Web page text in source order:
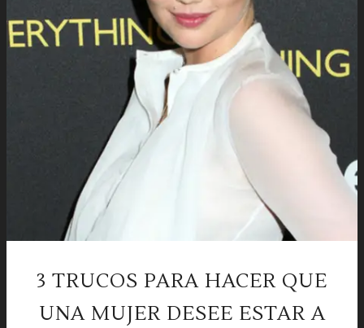
3 TRUCOS PARA HACER QUE
UNA MUJER DESEE ESTAR A